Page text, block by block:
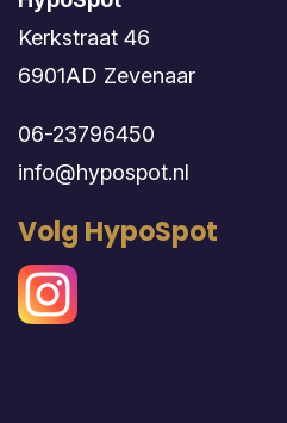
Kerkstraat 46
6901AD Zevenaar
06-23796450
info@hypospot.nl
Volg HypoSpot